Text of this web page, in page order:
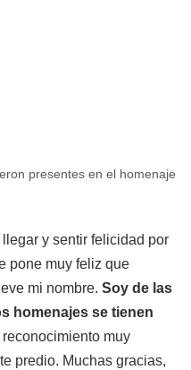
presentes en el homenaje
y sentir felicidad por
pone muy feliz que
mi nombre. Soy de las
homenajes se tienen
reconocimiento muy
predio. Muchas gracias,